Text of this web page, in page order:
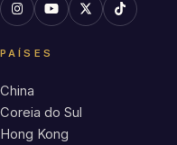
PAÍSES
China
Coreia do Sul
Hong Kong